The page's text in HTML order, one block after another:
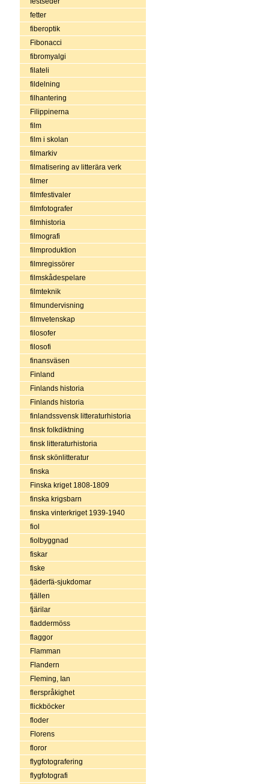
fetter
fiberoptik
Fibonacci
fibromyalgi
filateli
fildelning
filhantering
Filippinerna
film
film i skolan
filmarkiv
filmatisering av litterära verk
filmer
filmfestivaler
filmfotografer
filmhistoria
filmografi
filmproduktion
filmregissörer
filmskådespelare
filmteknik
filmundervisning
filmvetenskap
filosofer
filosofi
finansväsen
Finland
Finlands historia
Finlands historia
finlandssvensk litteraturhistoria
finsk folkdiktning
finsk litteraturhistoria
finsk skönlitteratur
finska
Finska kriget 1808-1809
finska krigsbarn
finska vinterkriget 1939-1940
fiol
fiolbyggnad
fiskar
fiske
fjäderfä-sjukdomar
fjällen
fjärilar
fladdermöss
flaggor
Flamman
Flandern
Fleming, Ian
flerspråkighet
flickböcker
floder
Florens
floror
flygfotografering
flygfotografi